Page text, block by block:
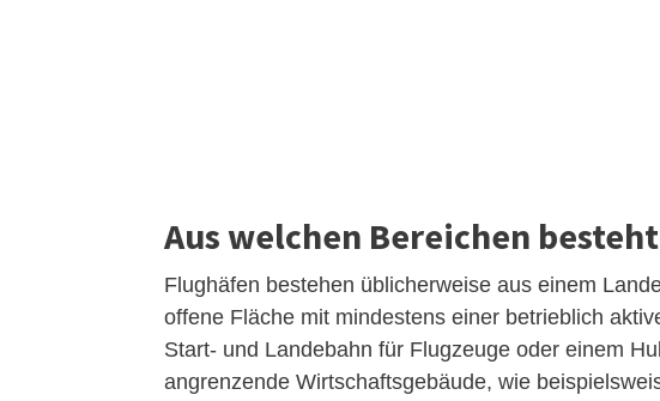
Aus welchen Bereichen
Flughäfen bestehen üblicherweise aus einem
offene Fläche mit mindestens einer betrieblich
Start- und Landebahn für Flugzeuge oder einem
angrenzende Wirtschaftsgebäude, wie